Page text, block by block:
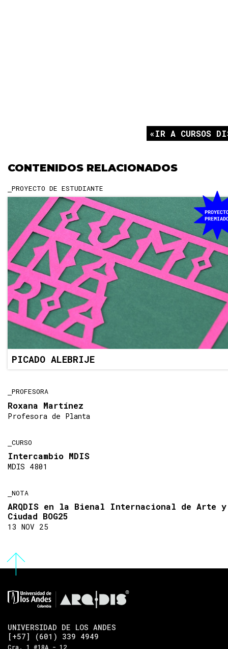
IR A CURSOS
CONTENIDOS RELACIONADOS
PROYECTO DE ESTUDIANTE
PICADO ALEBRIJE
PROFESORA
Roxana Martínez
Profesora de Planta
CURSO
Intercambio MDIS
MDIS 4801
NOTA
ARQDIS en la Bienal Internacional de Arte y
Ciudad BOG25
13 NOV 25
UNIVERSIDAD DE LOS ANDES
[+57] (601) 339 4949
Cra. 1 #18A - 12